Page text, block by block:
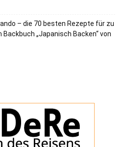
– die 70 besten Rezepte für zu
„Japanisch Backen“ von